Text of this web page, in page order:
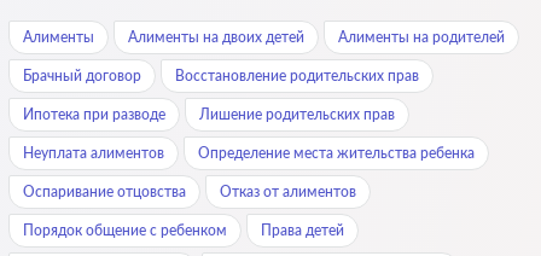
Алименты Алименты на двоих детей Алименты на родителей
Брачный договор Восстановление родительских прав
Ипотека при разводе Лишение родительских прав
Неуплата алиментов Определение места жительства ребенка
Оспаривание отцовства Отказ от алиментов
Порядок общение с ребенком Права детей